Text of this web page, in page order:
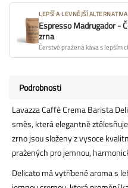
LEPŠÍ A LEVNĚJŠÍ ALTERNATIVA
Espresso Madrugador -
zrna
Podrobnosti
Lavazza Caffè Crema Barista
směs, která elegantně
zrno jsou složeny z vysoce
pražených pro jemnou,
Delicato má vytříbené aroma s